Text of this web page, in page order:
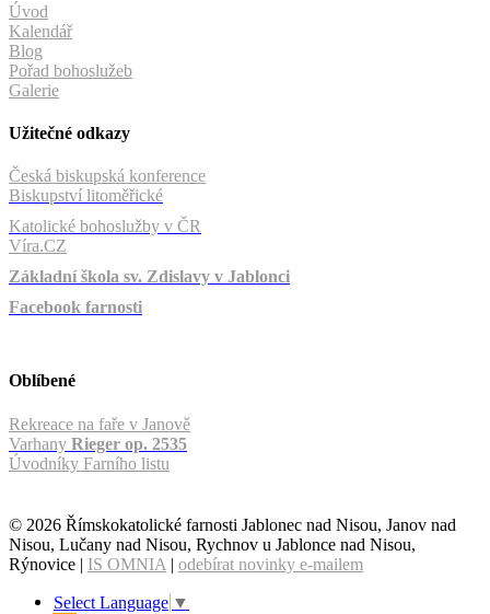
Úvod
Kalendář
Blog
Pořad bohoslužeb
Galerie
Užitečné odkazy
Česká biskupská konference
Biskupství litoměřické
Katolické bohoslužby v ČR
Víra.CZ
Základní škola sv. Zdislavy v Jablonci
Facebook farnosti
Oblíbené
Rekreace na faře v Janově
Varhany Rieger op. 2535
Úvodníky Farního listu
© 2026 Římskokatolické farnosti Jablonec nad Nisou, Janov nad
Nisou, Lučany nad Nisou, Rychnov u Jablonce nad Nisou,
Rýnovice | IS OMNIA | odebírat novinky e-mailem
Select Language ▼